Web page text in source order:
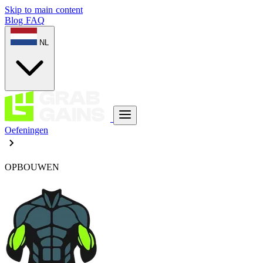
Skip to main content
Blog FAQ
NL
Oefeningen
OPBOUWEN